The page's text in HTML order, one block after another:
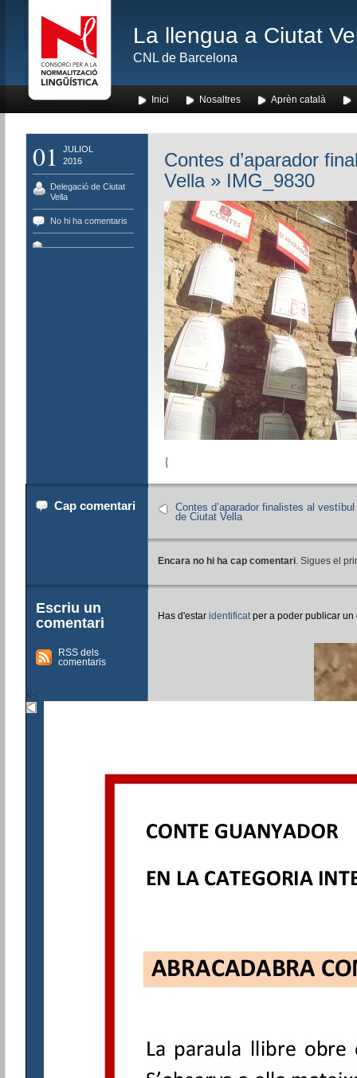
La llengua a Ciutat
CNL de Barcelona
Inici Nosaltres Aprèn català
01
JULIOL
2016
Delegació de Ciutat
Vella
No hi ha comentaris
Contes d’aparador
Vella» IMG_9830
{
Cap comentari
Contes d’aparador finalistes al vestíbul
de Ciutat Vella
Encara no hi ha cap comentari. Sigues el
Escriu un
comentari
RSS dels
comentaris
Has d'estar identificatper a poder publicar un
<<